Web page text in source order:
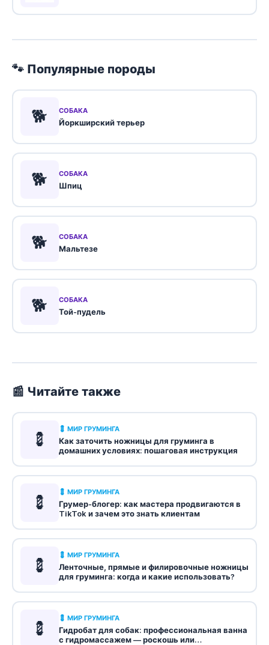
🐾 Популярные породы
🐕 СОБАКА
Йоркширский терьер
🐕 СОБАКА
Шпиц
🐕 СОБАКА
Мальтезе
🐕 СОБАКА
Той-пудель
📰 Читайте также
💈
💈 МИР ГРУМИНГА
Как заточить ножницы для груминга в
домашних условиях: пошаговая инструкция
💈
💈 МИР ГРУМИНГА
Грумер-блогер: как мастера продвигаются в
TikTok и зачем это знать клиентам
💈
💈 МИР ГРУМИНГА
Ленточные, прямые и филировочные ножницы
для груминга: когда и какие использовать?
💈
💈 МИР ГРУМИНГА
Гидробат для собак: профессиональная ванна
с гидромассажем — роскошь или